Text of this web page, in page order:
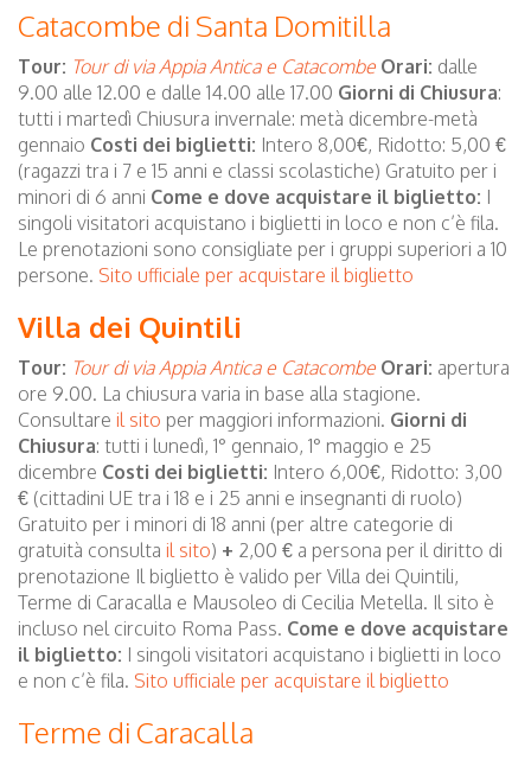
Catacombe di Santa Domitilla
Tour: Tour di via Appia Antica e Catacombe Orari: dalle
9.00 alle 12.00 e dalle 14.00 alle 17.00 Giorni di Chiusura:
tutti i martedì Chiusura invernale: metà dicembre-metà
gennaio Costi dei biglietti: Intero 8,00€, Ridotto: 5,00 €
(ragazzi tra i 7 e 15 anni e classi scolastiche) Gratuito per i
minori di 6 anni Come e dove acquistare il biglietto: I
singoli visitatori acquistano i biglietti in loco e non c’è fila.
Le prenotazioni sono consigliate per i gruppi superiori a 10
persone. Sito ufficiale per acquistare il biglietto
Villa dei Quintili
Tour: Tour di via Appia Antica e Catacombe Orari: apertura
ore 9.00. La chiusura varia in base alla stagione.
Consultare il sito per maggiori informazioni. Giorni di
Chiusura: tutti i lunedì, 1° gennaio, 1° maggio e 25
dicembre Costi dei biglietti: Intero 6,00€, Ridotto: 3,00
€ (cittadini UE tra i 18 e i 25 anni e insegnanti di ruolo)
Gratuito per i minori di 18 anni (per altre categorie di
gratuità consulta il sito) + 2,00 € a persona per il diritto di
prenotazione Il biglietto è valido per Villa dei Quintili,
Terme di Caracalla e Mausoleo di Cecilia Metella. Il sito è
incluso nel circuito Roma Pass. Come e dove acquistare
il biglietto: I singoli visitatori acquistano i biglietti in loco
e non c’è fila. Sito ufficiale per acquistare il biglietto
Terme di Caracalla